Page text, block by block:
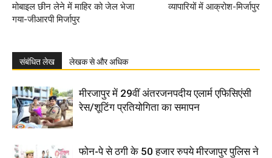
मोबाइल छीन लेने में माहिर को जेल भेजा
गया-जीआरपी मिर्जापुर
व्यापारियों में आक्रोश-मिर्जापुर
संबंधित लेख लेखक से और अधिक
मीरजापुर में 29वीं अंतरजनपदीय एलार्म एफिसिएंसी
रेस/शूटिंग प्रतियोगिता का समापन
फोन-पे से ठगी के 50 हजार रुपये मीरजापुर पुलिस ने